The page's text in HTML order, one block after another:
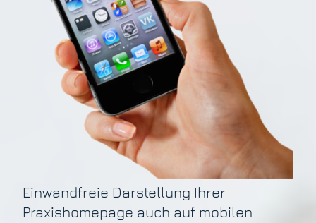
Einwandfreie Darstellung Ihrer
Praxishomepage auch auf mobilen